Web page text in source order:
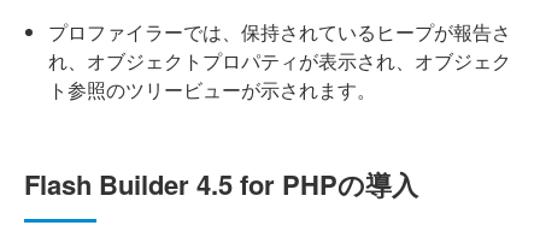
プロファイラーでは、保持されているヒープが報告さ
れ、オブジェクトプロパティが表示され、オブジェク
ト参照のツリービューが示されます。
Flash Builder 4.5 for PHPの導入